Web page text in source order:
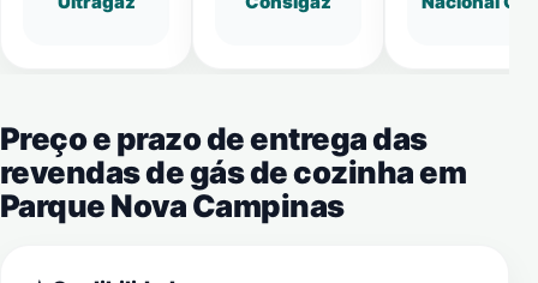
Preço e prazo de entrega das
revendas de gás de cozinha em
Parque Nova Campinas